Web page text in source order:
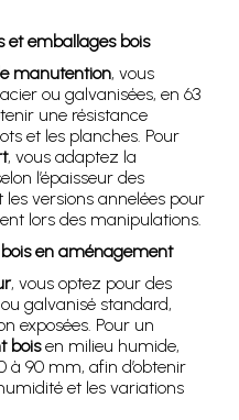
et emballages bois
manutention, vous
ou galvanisées, en 63
une résistance
et les planches. Pour
, vous adaptez la
l’épaisseur des
versions annelées pour
lors des manipulations.
en aménagement
, vous optez pour des
galvanisé standard,
exposées. Pour un
boisen milieu humide,
à 90 mm, afin d’obtenir
et les variations